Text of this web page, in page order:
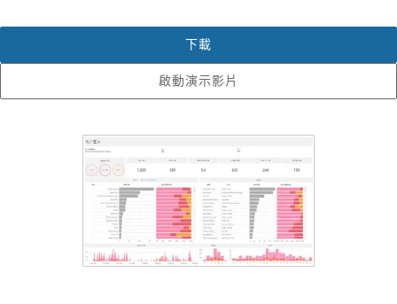
啟動演示影片
下載